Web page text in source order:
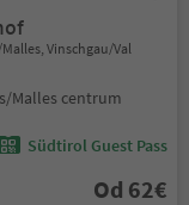
Vinschgau/Val
Malles centrum
Südtirol Guest Pass
Od 62€